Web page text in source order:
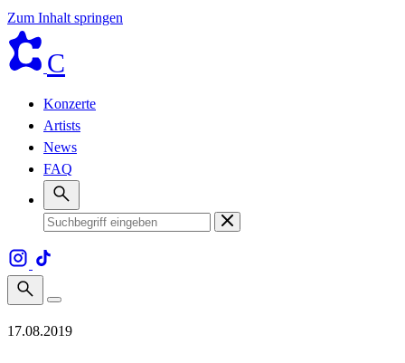
Zum Inhalt springen
C
Konzerte
Artists
News
FAQ
17.08.2019